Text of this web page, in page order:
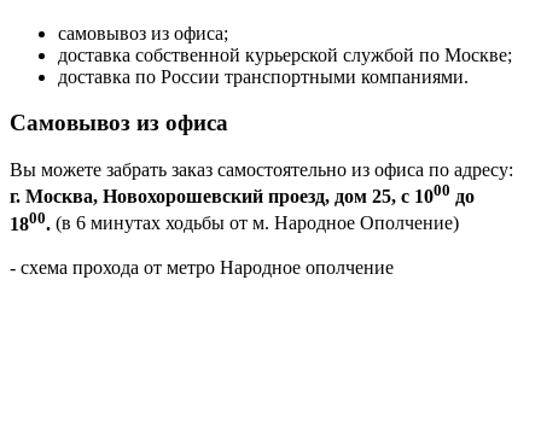
самовывоз из офиса;
доставка собственной курьерской службой по Москве;
доставка по России транспортными компаниями.
Самовывоз из офиса
Вы можете забрать заказ самостоятельно из офиса по адресу:
г. Москва, Новохорошевский проезд, дом 25, с 1000 до
1800. (в 6 минутах ходьбы от м. Народное Ополчение)
- схема прохода от метро Народное ополчение